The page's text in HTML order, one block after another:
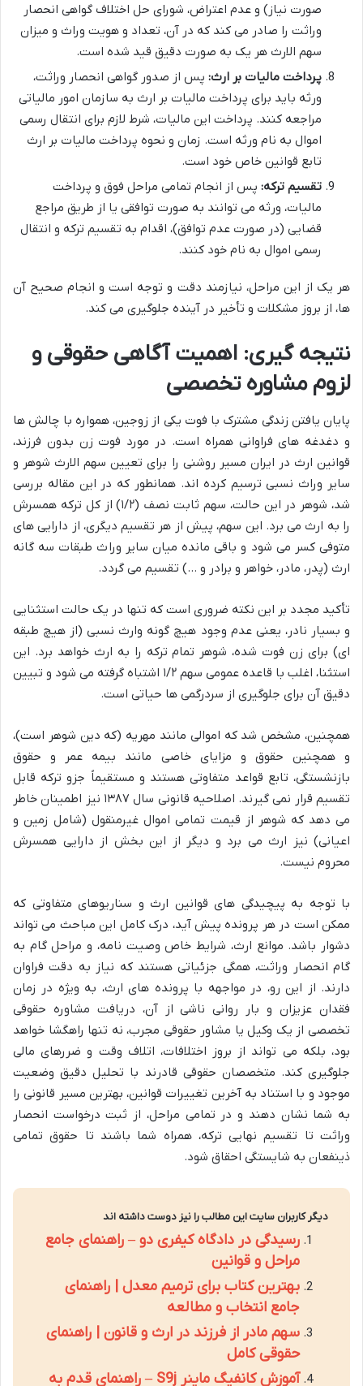
صورت نیاز) و عدم اعتراض، شورای حل اختلاف گواهی انحصار
وراثت را صادر می کند که در آن، تعداد و هویت وراث و میزان
سهم الارث هر یک به صورت دقیق قید شده است.
پرداخت مالیات بر ارث: پس از صدور گواهی انحصار وراثت،
ورثه باید برای پرداخت مالیات بر ارث به سازمان امور مالیاتی
مراجعه کنند. پرداخت این مالیات، شرط لازم برای انتقال رسمی
اموال به نام ورثه است. زمان و نحوه پرداخت مالیات بر ارث
تابع قوانین خاص خود است.
تقسیم ترکه: پس از انجام تمامی مراحل فوق و پرداخت
مالیات، ورثه می توانند به صورت توافقی یا از طریق مراجع
قضایی (در صورت عدم توافق)، اقدام به تقسیم ترکه و انتقال
رسمی اموال به نام خود کنند.
هر یک از این مراحل، نیازمند دقت و توجه است و انجام صحیح آن
ها، از بروز مشکلات و تأخیر در آینده جلوگیری می کند.
نتیجه گیری: اهمیت آگاهی حقوقی و
لزوم مشاوره تخصصی
پایان یافتن زندگی مشترک با فوت یکی از زوجین، همواره با چالش ها
و دغدغه های فراوانی همراه است. در مورد فوت زن بدون فرزند،
قوانین ارث در ایران مسیر روشنی را برای تعیین سهم الارث شوهر و
سایر وراث نسبی ترسیم کرده اند. همانطور که در این مقاله بررسی
شد، شوهر در این حالت، سهم ثابت نصف (۱/۲) از کل ترکه همسرش
را به ارث می برد. این سهم، پیش از هر تقسیم دیگری، از دارایی های
متوفی کسر می شود و باقی مانده میان سایر وراث طبقات سه گانه
ارث (پدر، مادر، خواهر و برادر و …) تقسیم می گردد.
تأکید مجدد بر این نکته ضروری است که تنها در یک حالت استثنایی
و بسیار نادر، یعنی عدم وجود هیچ گونه وارث نسبی (از هیچ طبقه
ای) برای زن فوت شده، شوهر تمام ترکه را به ارث خواهد برد. این
استثنا، اغلب با قاعده عمومی سهم ۱/۲ اشتباه گرفته می شود و تبیین
دقیق آن برای جلوگیری از سردرگمی ها حیاتی است.
همچنین، مشخص شد که اموالی مانند مهریه (که دین شوهر است)،
و همچنین حقوق و مزایای خاصی مانند بیمه عمر و حقوق
بازنشستگی، تابع قواعد متفاوتی هستند و مستقیماً جزو ترکه قابل
تقسیم قرار نمی گیرند. اصلاحیه قانونی سال ۱۳۸۷ نیز اطمینان خاطر
می دهد که شوهر از قیمت تمامی اموال غیرمنقول (شامل زمین و
اعیانی) نیز ارث می برد و دیگر از این بخش از دارایی همسرش
محروم نیست.
با توجه به پیچیدگی های قوانین ارث و سناریوهای متفاوتی که
ممکن است در هر پرونده پیش آید، درک کامل این مباحث می تواند
دشوار باشد. موانع ارث، شرایط خاص وصیت نامه، و مراحل گام به
گام انحصار وراثت، همگی جزئیاتی هستند که نیاز به دقت فراوان
دارند. از این رو، در مواجهه با پرونده های ارث، به ویژه در زمان
فقدان عزیزان و بار روانی ناشی از آن، دریافت مشاوره حقوقی
تخصصی از یک وکیل یا مشاور حقوقی مجرب، نه تنها راهگشا خواهد
بود، بلکه می تواند از بروز اختلافات، اتلاف وقت و ضررهای مالی
جلوگیری کند. متخصصان حقوقی قادرند با تحلیل دقیق وضعیت
موجود و با استناد به آخرین تغییرات قوانین، بهترین مسیر قانونی را
به شما نشان دهند و در تمامی مراحل، از ثبت درخواست انحصار
وراثت تا تقسیم نهایی ترکه، همراه شما باشند تا حقوق تمامی
ذینفعان به شایستگی احقاق شود.
دیگر کاربران سایت این مطالب را نیز دوست داشته اند
رسیدگی در دادگاه کیفری دو – راهنمای جامع
مراحل و قوانین
بهترین کتاب برای ترمیم معدل | راهنمای
جامع انتخاب و مطالعه
سهم مادر از فرزند در ارث و قانون | راهنمای
حقوقی کامل
آموزش کانفیگ ماینر S9j – راهنمای قدم به